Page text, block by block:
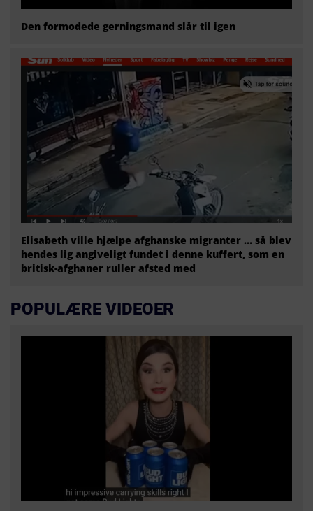
Den formodede gerningsmand slår til igen
Elisabeth ville hjælpe afghanske migranter … så blev
hendes lig angiveligt fundet i denne kuffert, som en
britisk-afghaner ruller afsted med
POPULÆRE VIDEOER